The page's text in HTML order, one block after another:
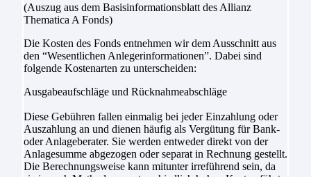
(Auszug aus dem Basisinformationsblatt des Allianz
Thematica A Fonds)
Die Kosten des Fonds entnehmen wir dem Ausschnitt aus
den “Wesentlichen Anlegerinformationen”. Dabei sind
folgende Kostenarten zu unterscheiden:
Ausgabeaufschläge und Rücknahmeabschläge
Diese Gebühren fallen einmalig bei jeder Einzahlung oder
Auszahlung an und dienen häufig als Vergütung für Bank-
oder Anlageberater. Sie werden entweder direkt von der
Anlagesumme abgezogen oder separat in Rechnung gestellt.
Die Berechnungsweise kann mitunter irreführend sein, da